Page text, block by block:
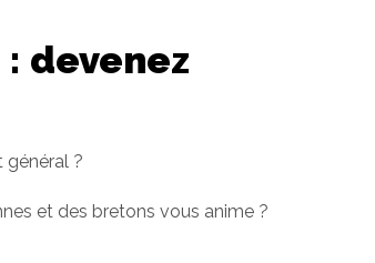
devenez
général ?
et des bretons vous anime ?